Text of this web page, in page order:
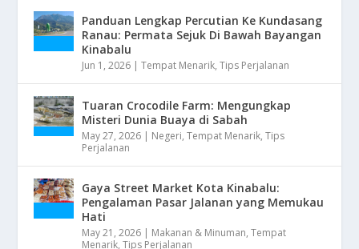
Panduan Lengkap Percutian Ke Kundasang
Ranau: Permata Sejuk Di Bawah Bayangan
Kinabalu
Jun 1, 2026 |Tempat Menarik,Tips Perjalanan
Tuaran Crocodile Farm: Mengungkap
Misteri Dunia Buaya di Sabah
May 27, 2026 | Negeri,Tempat Menarik,Tips
Perjalanan
Gaya Street Market Kota Kinabalu:
Pengalaman Pasar Jalanan yang Memukau
Hati
May 21, 2026 | Makanan & Minuman,Tempat
Menarik,Tips Perjalanan